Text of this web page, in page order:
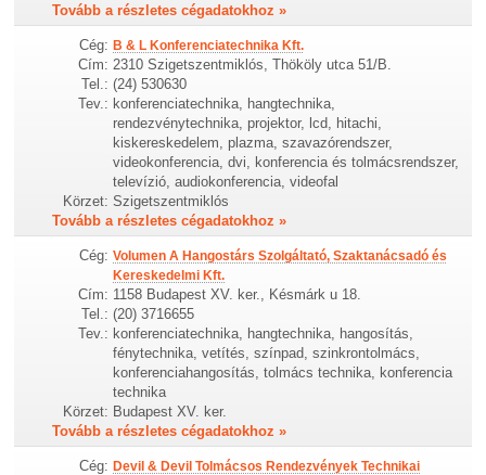
Tovább a részletes cégadatokhoz »
Cég: B & L Konferenciatechnika Kft.
Cím: 2310 Szigetszentmiklós, Thököly utca 51/B.
Tel.: (24) 530630
Tev.: konferenciatechnika, hangtechnika,
rendezvénytechnika, projektor, lcd, hitachi,
kiskereskedelem, plazma, szavazórendszer,
videokonferencia, dvi, konferencia és tolmácsrendszer,
televízió, audiokonferencia, videofal
Körzet: Szigetszentmiklós
Tovább a részletes cégadatokhoz »
Cég: Volumen A Hangostárs Szolgáltató, Szaktanácsadó és
Kereskedelmi Kft.
Cím: 1158 Budapest XV. ker., Késmárk u 18.
Tel.: (20) 3716655
Tev.: konferenciatechnika, hangtechnika, hangosítás,
fénytechnika, vetítés, színpad, szinkrontolmács,
konferenciahangosítás, tolmács technika, konferencia
technika
Körzet: Budapest XV. ker.
Tovább a részletes cégadatokhoz »
Cég: Devil & Devil Tolmácsos Rendezvények Technikai